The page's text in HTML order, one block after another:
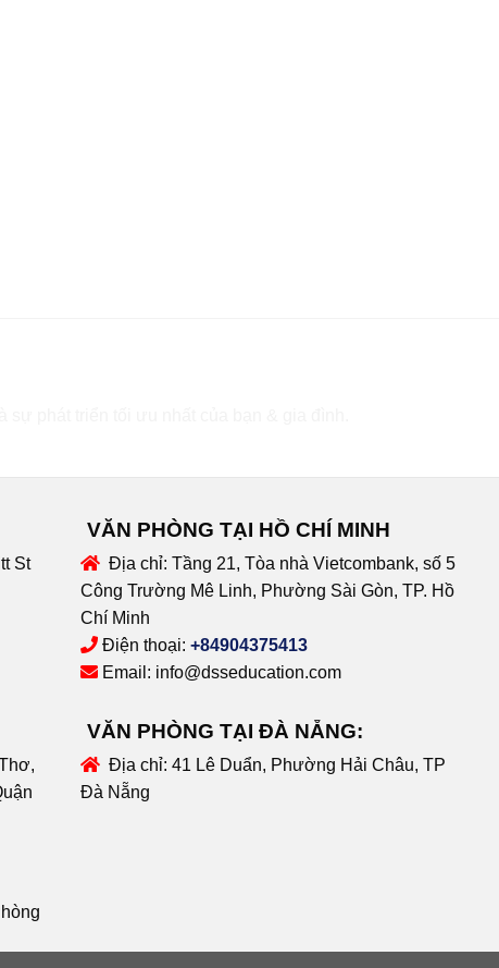
St
VĂN PHÒNG TẠI HỒ CHÍ MINH
Địa chỉ: Tầng 21, Tòa nhà Vietcombank, số 5
Công Trường Mê Linh, Phường Sài Gòn, TP. Hồ
Chí Minh
Điện thoại: +84904375413
Email: info@dsseducation.com
VĂN PHÒNG TẠI ĐÀ NẴNG:
Địa chỉ: 41 Lê Duẩn, Phường Hải Châu, TP
Đà Nẵng